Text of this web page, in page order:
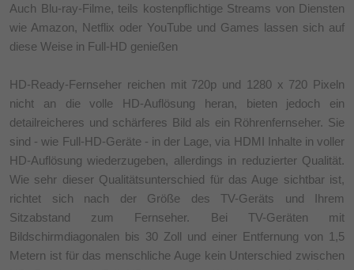
Auch Blu-ray-Filme, teils kostenpflichtige Streams von Diensten
wie Amazon, Netflix oder YouTube und Games lassen sich auf
diese Weise in Full-HD genießen
HD-Ready-Fernseher reichen mit 720p und 1280 x 720 Pixeln
nicht an die volle HD-Auflösung heran, bieten jedoch ein
detailreicheres und schärferes Bild als ein Röhrenfernseher. Sie
sind - wie Full-HD-Geräte - in der Lage, via HDMI Inhalte in voller
HD-Auflösung wiederzugeben, allerdings in reduzierter Qualität.
Wie sehr dieser Qualitätsunterschied für das Auge sichtbar ist,
richtet sich nach der Größe des TV-Geräts und Ihrem
Sitzabstand zum Fernseher. Bei TV-Geräten mit
Bildschirmdiagonalen bis 30 Zoll und einer Entfernung von 1,5
Metern ist für das menschliche Auge kein Unterschied zwischen